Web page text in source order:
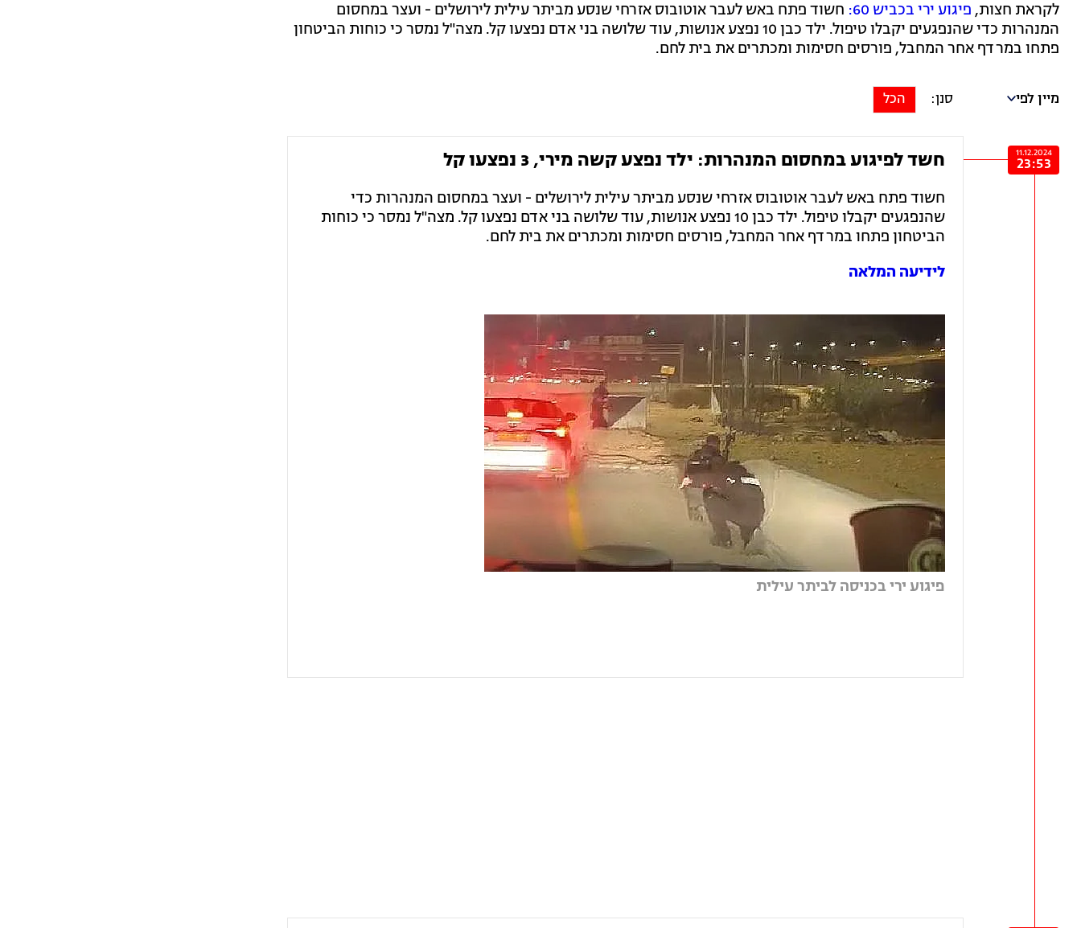
לקראת חצות, פיגוע ירי בכביש 60:
חשוד פתח באש לעבר אוטובוס אזרחי שנסע מביתר עילית לירושלים - ועצר במחסום
המנהרות כדי שהנפגעים יקבלו טיפול. ילד כבן 10 נפצע אנושות, עוד שלושה בני אדם נפצעו קל. מצה"ל נמסר כי כוחות הביטחון
פתחו במרדף אחר המחבל, פורסים חסימות ומכתרים את בית לחם.
מיין לפי הכל
11.12.2024
23:53 חשד לפיגוע במחסום המנהרות: ילד נפצע קשה מירי, 3 נפצעו קל
חשוד פתח באש לעבר אוטובוס אזרחי שנסע מביתר עילית לירושלים - ועצר במחסום המנהרות כדי
שהנפגעים יקבלו טיפול. ילד כבן 10 נפצע אנושות, עוד שלושה בני אדם נפצעו קל. מצה"ל נמסר כי כוחות
הביטחון פתחו במרדף אחר המחבל, פורסים חסימות ומכתרים את בית לחם.
לידיעה המלאה
פיגוע ירי בכניסה לביתר עילית